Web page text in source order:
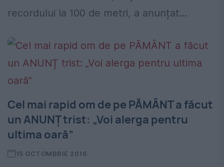
recordului la 100 de metri, a anunțat...
Cel mai rapid om de pe PĂMÂNT a făcut
un ANUNȚ trist: „Voi alerga pentru
ultima oară”
15 OCTOMBRIE 2016